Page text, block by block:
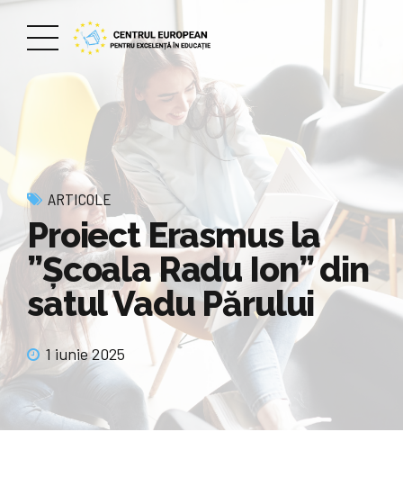
ARTICOLE
Proiect Erasmus la
”Școala Radu Ion” din
satul Vadu Părului
1 iunie 2025